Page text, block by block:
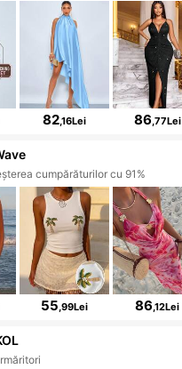
82,16Lei 86,77Lei
cumpărăturilor cu 91%
55,99Lei 86,12Lei